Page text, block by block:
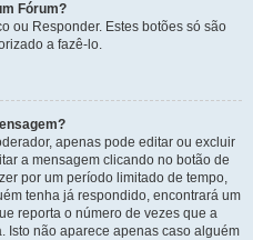
Fórum?
ou Responder. Estes botões só são
a fazê-lo.
apenas pode editar ou excluir
a mensagem clicando no botão de
por um período limitado de tempo,
tenha já respondido, encontrará um
reporta o número de vezes que a
Isto não aparece apenas caso alguém